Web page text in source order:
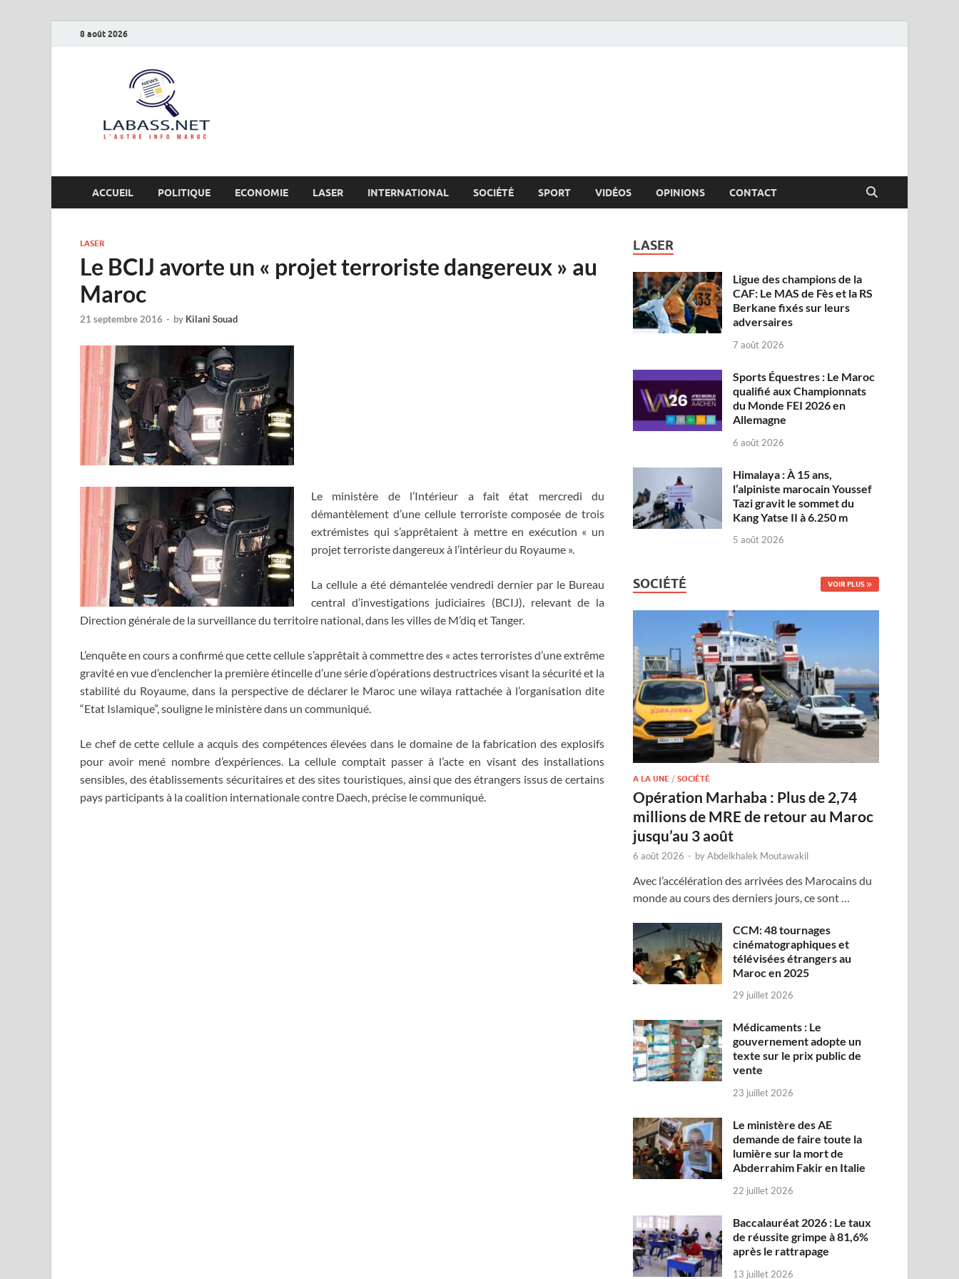
8 août 2026
ACCUEIL POLITIQUE ECONOMIE LASER INTERNATIONAL SOCIÉTÉ SPORT VIDÉOS OPINIONS CONTACT
LASER
Le BCIJ avorte un « projet terroriste dangereux » au
Maroc
21 septembre 2016 - by Kilani Souad
Le ministère de l’Intérieur a fait état mercredi du
démantèlement d’une cellule terroriste composée de trois
extrémistes qui s’apprêtaient à mettre en exécution « un
projet terroriste dangereux à l’intérieur du Royaume ».
La cellule a été démantelée vendredi dernier par le Bureau
central d’investigations judiciaires (BCIJ), relevant de la
Direction générale de la surveillance du territoire national, dans les villes de M’diq et Tanger.
L’enquête en cours a confirmé que cette cellule s’apprêtait à commettre des « actes terroristes d’une extrême
gravité en vue d’enclencher la première étincelle d’une série d’opérations destructrices visant la sécurité et la
stabilité du Royaume, dans la perspective de déclarer le Maroc une wilaya rattachée à l’organisation dite
“Etat Islamique”, souligne le ministère dans un communiqué.
Le chef de cette cellule a acquis des compétences élevées dans le domaine de la fabrication des explosifs
pour avoir mené nombre d’expériences. La cellule comptait passer à l’acte en visant des installations
sensibles, des établissements sécuritaires et des sites touristiques, ainsi que des étrangers issus de certains
pays participants à la coalition internationale contre Daech, précise le communiqué.
LASER
Ligue des champions de la
CAF: Le MAS de Fès et la RS
Berkane fixés sur leurs
adversaires
7 août 2026
Sports Équestres : Le Maroc
qualifié aux Championnats
du Monde FEI 2026 en
Allemagne
6 août 2026
Himalaya : À 15 ans,
l’alpiniste marocain Youssef
Tazi gravit le sommet du
Kang Yatse II à 6.250 m
5 août 2026
SOCIÉTÉ VOIR PLUS
A LA UNE /SOCIÉTÉ
Opération Marhaba : Plus de 2,74
millions de MRE de retour au Maroc
jusqu’au 3 août
6 août 2026 - byAbdelkhalek Moutawakil
Avec l’accélération des arrivées des Marocains du
monde au cours des derniers jours, ce sont …
CCM: 48 tournages
cinématographiques et
télévisées étrangers au
Maroc en 2025
29 juillet 2026
Médicaments : Le
gouvernement adopte un
texte sur le prix public de
vente
23 juillet 2026
Le ministère des AE
demande de faire toute la
lumière sur la mort de
Abderrahim Fakir en Italie
22 juillet 2026
Baccalauréat 2026 : Le taux
de réussite grimpe à 81,6%
après le rattrapage
13 juillet 2026